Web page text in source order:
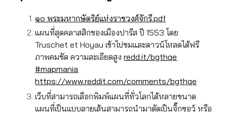
๑๐ พระมหากษัตริย์แห่งราชวงศ์จักรี.pdf
แผนที่สุดคลาสสิกของเมืองปารีส ปี 1553 โดย
Truschet et Hoyau เข้าไปชมและดาวน์โหลดได้ฟรี
ภาพคมชัด ความละเอียดสูงredd.it/bgthqe
#mapmania
https://www.reddit.com/comments/bgthqe
เว็บที่สามารถเลือกพิมพ์แผนที่ทั่วโลกได้หลายขนาด
แผนที่เป็นแบบลายเส้นสามารถนำมาตัดเป็นจิ๊กซอว์ หรือ